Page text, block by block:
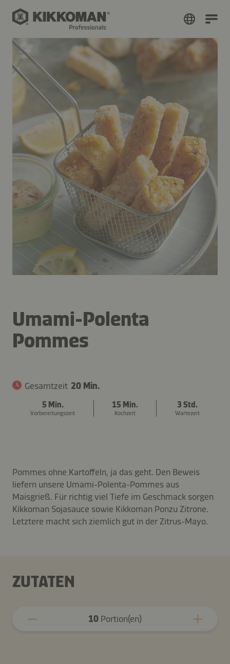
Umami-Polenta
Pommes
Gesamtzeit 20 Min.
5 Min.
Vorbereitungszeit
15 Min.
Kochzeit
3 Std.
Wartezeit
Pommes ohne Kartoffeln, ja das geht. Den Beweis
liefern unsere Umami-Polenta-Pommes aus
Maisgrieß. Für richtig viel Tiefe im Geschmack sorgen
Kikkoman Sojasauce sowie Kikkoman Ponzu Zitrone.
Letztere macht sich ziemlich gut in der Zitrus-Mayo.
ZUTATEN
10 Portion(en)